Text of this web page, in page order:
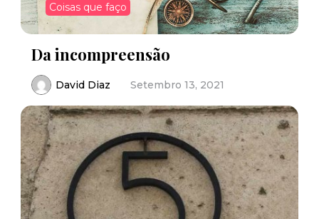
Coisas que faço
Da incompreensão
David Diaz Setembro 13, 2021